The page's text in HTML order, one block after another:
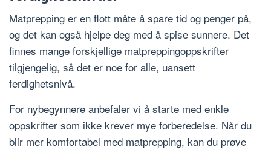
Matprepping er en flott måte å spare tid og penger på,
og det kan også hjelpe deg med å spise sunnere. Det
finnes mange forskjellige matpreppingoppskrifter
tilgjengelig, så det er noe for alle, uansett
ferdighetsnivå.
For nybegynnere anbefaler vi å starte med enkle
oppskrifter som ikke krever mye forberedelse. Når du
blir mer komfortabel med matprepping, kan du prøve